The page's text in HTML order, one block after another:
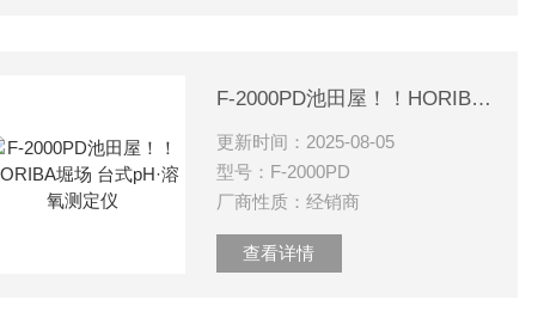
F-2000PD池田屋！！HORIBA堀场 台式pH·溶氧测定仪
更新时间：2025-08-05
型号：F-2000PD
厂商性质：经销商
查看详情